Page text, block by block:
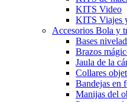
KITS Video
KITS Viajes
Accesorios Bola y
Bases
Brazos
Jaula de la
Collares
Bandejas en
Manijas del